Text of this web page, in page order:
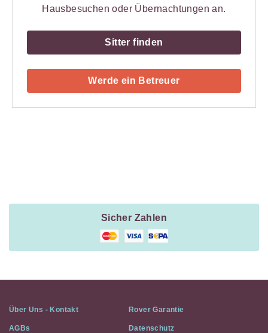
Hausbesuchen oder Übernachtungen an.
Sitter finden
Werde ein Betreuer
Sicher Zahlen
Über Uns - Kontakt Rover Garantie
AGBs Datenschutz